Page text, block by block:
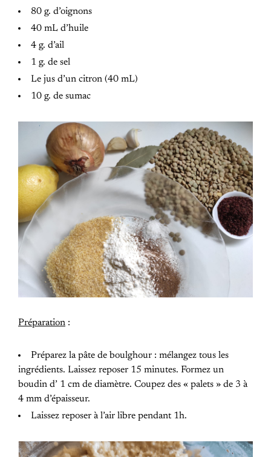
80 g. d’oignons
40 mL d’huile
4 g. d’ail
1 g. de sel
Le jus d’un citron (40 mL)
10 g. de sumac
Préparation :
Préparez la pâte de boulghour : mélangez tous les
ingrédients. Laissez reposer 15 minutes. Formez un
boudin d’ 1 cm de diamètre. Coupez des « palets » de 3 à
4 mm d’épaisseur.
Laissez reposer à l’air libre pendant 1h.